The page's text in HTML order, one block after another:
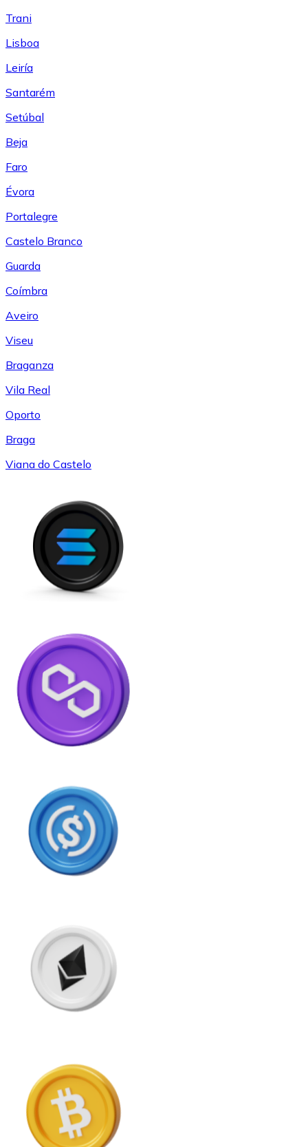
Trani
Lisboa
Leiría
Santarém
Setúbal
Beja
Faro
Évora
Portalegre
Castelo Branco
Guarda
Coímbra
Aveiro
Viseu
Braganza
Vila Real
Oporto
Braga
Viana do Castelo